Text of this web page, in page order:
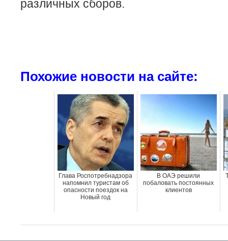
различных сборов.
Похожие новости на сайте:
Глава Роспотребнадзора
напомнил туристам об
опасности поездок на
Новый год
В ОАЭ решили
побаловать постоянных
клиентов